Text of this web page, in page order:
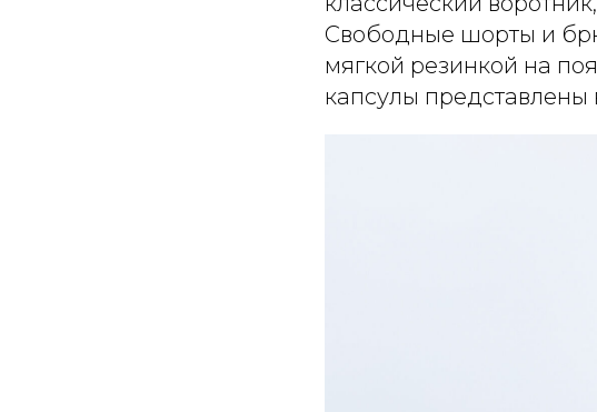
Свободные шорты и
мягкой резинкой на
капсулы представлены